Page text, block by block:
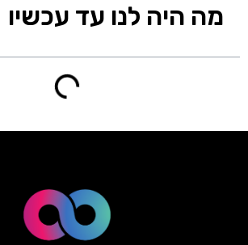
מה היה לנו עד עכשיו